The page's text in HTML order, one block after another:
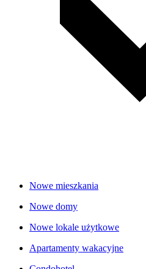
Nowe mieszkania
Nowe domy
Nowe lokale użytkowe
Apartamenty wakacyjne